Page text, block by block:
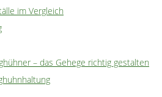
im Vergleich
– das Gehege richtig gestalten